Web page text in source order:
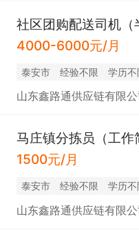
社区团购配送司机（
4000-6000元/月
泰安市 经验不限 学历不
山东鑫路通供应链有限公
马庄镇分拣员（工作
1500元/月
泰安市 经验不限 学历不
山东鑫路通供应链有限公